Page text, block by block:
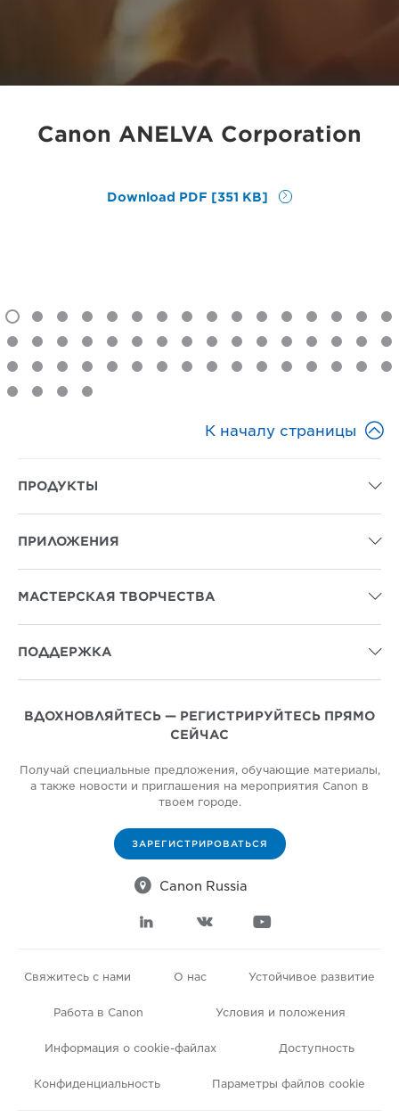
Canon ANELVA Corporation
Download PDF [351 KB]
К началу страницы 
ПРОДУКТЫ 
ПРИЛОЖЕНИЯ 
МАСТЕРСКАЯ ТВОРЧЕСТВА 
ПОДДЕРЖКА 
ВДОХНОВЛЯЙТЕСЬ — РЕГИСТРИРУЙТЕСЬ ПРЯМО
СЕЙЧАС
Получай специальные предложения, обучающие материалы,
а также новости и приглашения на мероприятия Canon в
твоем городе.
ЗАРЕГИСТРИРОВАТЬСЯ
 Canon Russia
  
Свяжитесь с нами О нас Устойчивое развитие
Работа в Canon Условия и положения
Информация о cookie-файлах Доступность
Конфиденциальность Параметры файлов cookie